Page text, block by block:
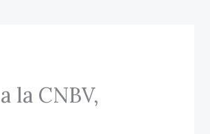
la CNBV,